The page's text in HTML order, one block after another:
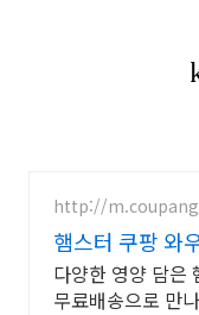
http://
햄스터 쿠팡 와
다양한 영양 담은
무료배송으로 만